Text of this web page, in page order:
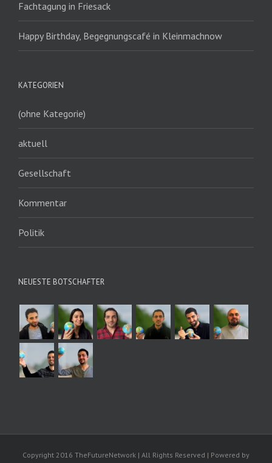
Fachtagung in Friesack
Happy Birthday, Begegnungscafé in Kleinmachnow
KATEGORIEN
(ohne Kategorie)
aktuell
Gesellschaft
Kommentar
Politik
NEUESTE BOTSCHAFTER
Copyright 2016 TheFutureNetwork | All Rights Reserved | Powered by